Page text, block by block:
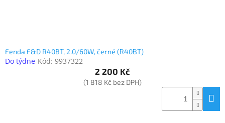
Fenda F&D R40BT, 2.0/60W, černé (R40BT)
Do týdne Kód: 9937322
2 200 Kč
(1 818 Kč bez DPH)